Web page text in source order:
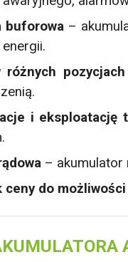
buforowa–
pozycjach
i eksploatację
– akumulator
do możliwości